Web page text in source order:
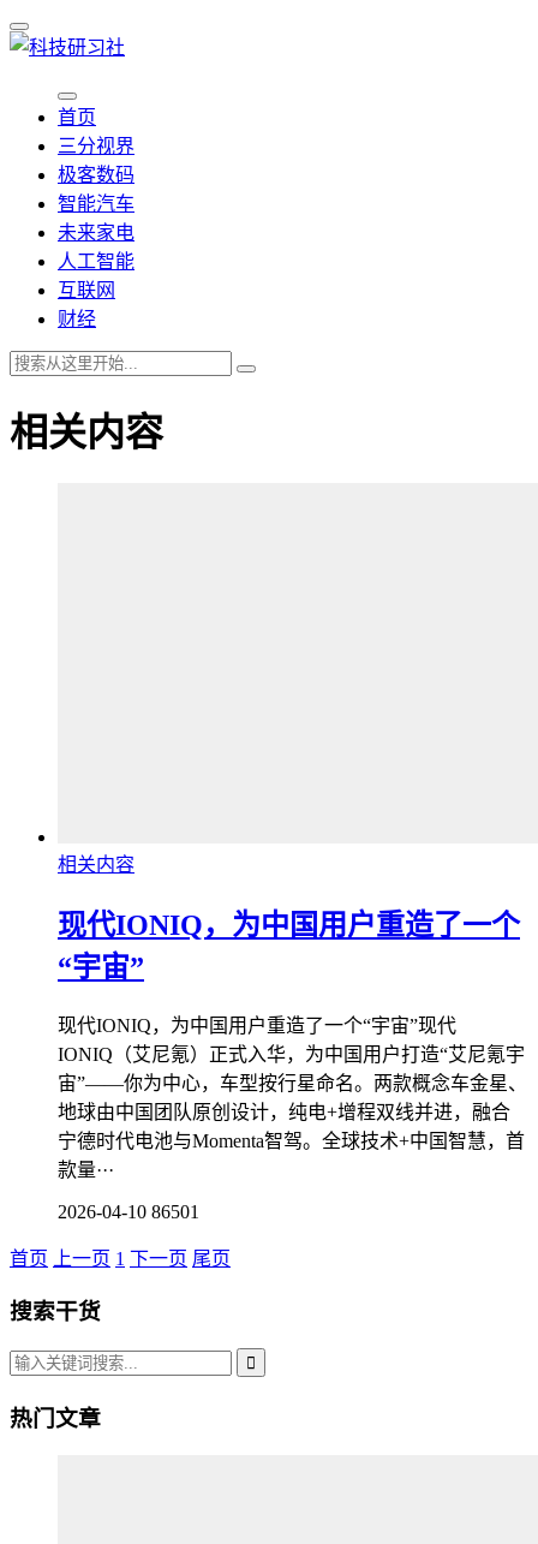
首页
三分视界
极客数码
智能汽车
未来家电
人工智能
互联网
财经
相关内容
相关内容
现代IONIQ，为中国用户重造了一个
“宇宙”
现代IONIQ，为中国用户重造了一个“宇宙”现代
IONIQ（艾尼氪）正式入华，为中国用户打造“艾尼氪宇
宙”——你为中心，车型按行星命名。两款概念车金星、
地球由中国团队原创设计，纯电+增程双线并进，融合
宁德时代电池与Momenta智驾。全球技术+中国智慧，首
款量···
2026-04-10 86501
首页 上一页 1 下一页 尾页
搜索干货
热门文章